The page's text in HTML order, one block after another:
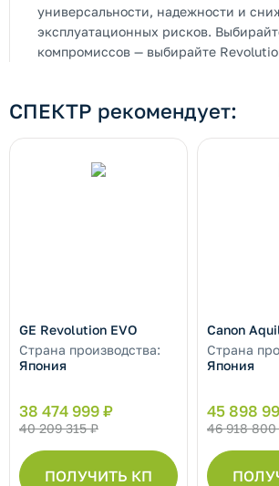
универсальности, надежности и
эксплуатационных рисков.
компромиссов — выбирайте
СПЕКТР рекомендует:
GE Revolution EVO
Страна производства:
Япония
38 474 999 ₽
40 209 315 ₽
ПОЛУЧИТЬ КП
Canon
Страна
Япония
45 898
46 918